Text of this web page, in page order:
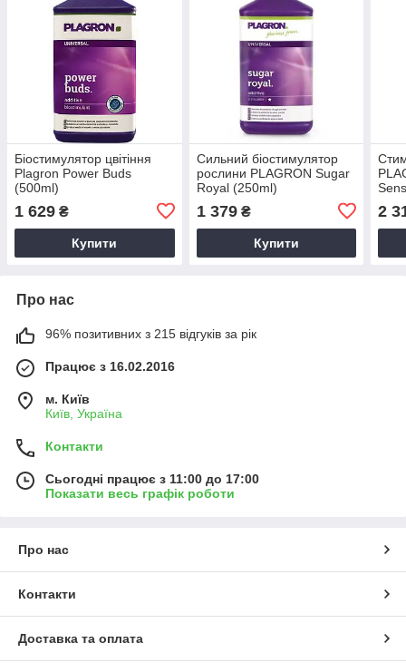
Біостимулятор цвітіння
Plagron Power Buds
(500ml)
1 629 ₴
Купити
Сильний біостимулятор
рослини PLAGRON Sugar
Royal (250ml)
1 379₴
Купити
2
Про нас
96% позитивних з 215 відгуків за рік
Працює з 16.02.2016
м. Київ
Київ, Україна
Контакти
Сьогодні працює з 11:00 до 17:00
Показати весь графік роботи
Про нас
Контакти
Доставка та оплата